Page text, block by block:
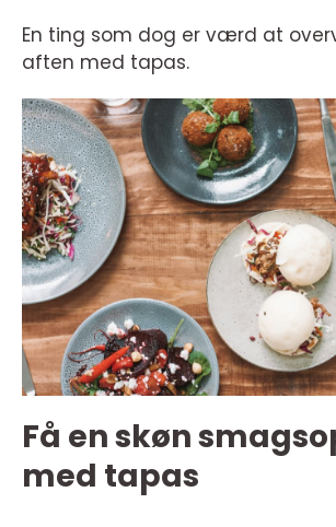
En ting som dog er værd at
aften med tapas.
Få en skøn
med tapas